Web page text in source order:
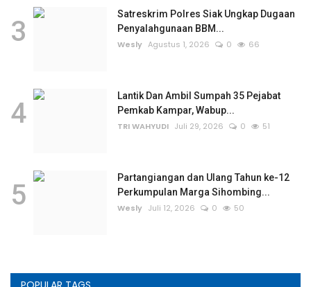
3
Satreskrim Polres Siak Ungkap Dugaan
Penyalahgunaan BBM...
Wesly Agustus 1, 2026 0 66
4
Lantik Dan Ambil Sumpah 35 Pejabat
Pemkab Kampar, Wabup...
TRI WAHYUDI Juli 29, 2026 0 51
5
Partangiangan dan Ulang Tahun ke-12
Perkumpulan Marga Sihombing...
Wesly Juli 12, 2026 0 50